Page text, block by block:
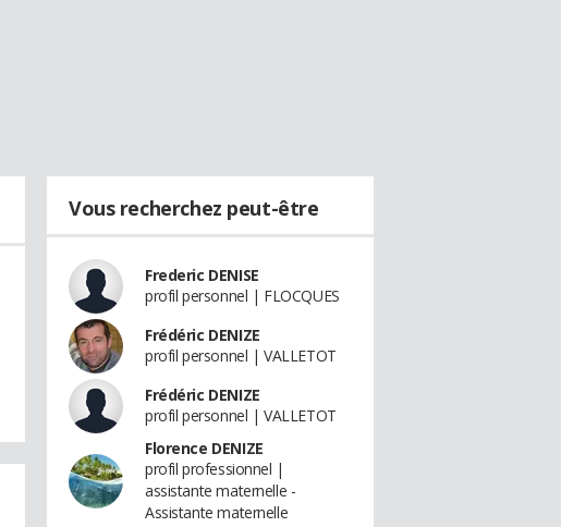
Vous recherchez peut-être
Frederic DENISE
profil personnel | FLOCQUES
Frédéric DENIZE
profil personnel | VALLETOT
Frédéric DENIZE
profil personnel | VALLETOT
Florence DENIZE
profil professionnel |
assistante maternelle -
Assistante maternelle